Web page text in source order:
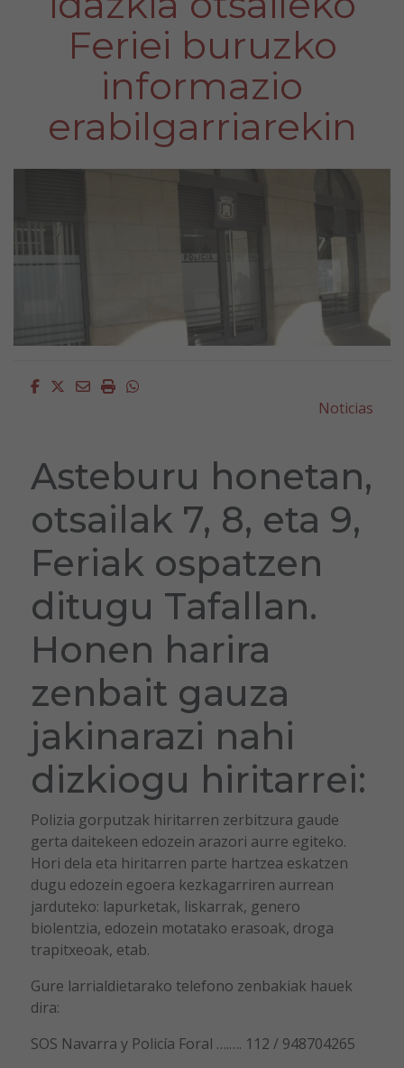
Feriei buruzko
informazio
erabilgarriarekin
Facebook
Twitter
EmailImprimirWhatsapp
Noticias
Asteburu honetan,
otsailak 7, 8, eta 9,
Feriak ospatzen
ditugu Tafallan.
Honen harira
zenbait gauza
jakinarazi nahi
dizkiogu hiritarrei:
Polizia gorputzak hiritarren zerbitzura gaude
gerta daitekeen edozein arazori aurre egiteko.
Hori dela eta hiritarren parte hartzea eskatzen
dugu edozein egoera kezkagarriren aurrean
jarduteko: lapurketak, liskarrak, genero
biolentzia, edozein motatako erasoak, droga
trapitxeoak, etab.
Gure larrialdietarako telefono zenbakiak hauek
dira:
SOS Navarra y Policía Foral ….…. 112 / 948704265